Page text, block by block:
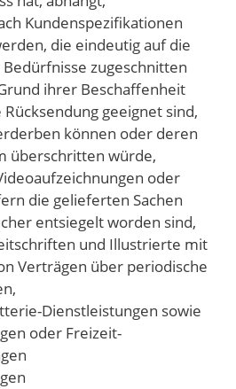
Kundenspezifikationen
die eindeutig auf die
zugeschnitten
ihrer Beschaffenheit
geeignet sind,
können oder deren
überschritten würde,
oder
die gelieferten Sachen
entsiegelt worden sind,
und Illustrierte mit
Verträgen über periodische
Dienstleistungen sowie
oder Freizeit-